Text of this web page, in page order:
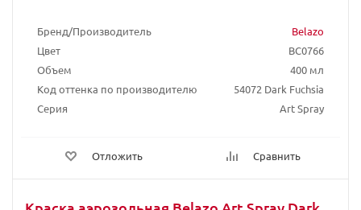
Бренд/Производитель
Belazo
Цвет
BC0766
Объем
400 мл
Код оттенка по производителю
54072 Dark Fuchsia
Серия
Art Spray
Отложить Сравнить